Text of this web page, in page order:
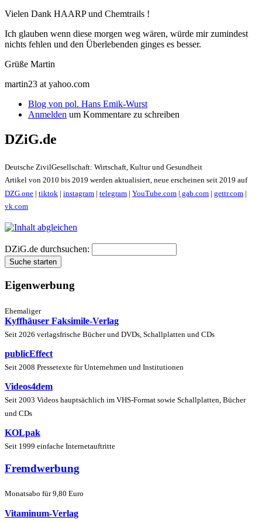
Vielen Dank HAARP und Chemtrails !
Ich glauben wenn diese morgen weg wären, würde mir zumindest
nichts fehlen und den Überlebenden ginges es besser.
Grüße Martin
martin23 at yahoo.com
Blog von pol. Hans Emik-Wurst
Anmelden um Kommentare zu schreiben
DZiG.de
Deutsche ZivilGesellschaft: Wirtschaft, Kultur und Gesundheit
Artikel von 2010 bis 2019 werden aktualisiert, neue erscheinen seit 2019 auf
DZG.one | tiktok | instagram | telegram | YouTube.com | gab.com | gettr.com |
vk.com
DZiG.de durchsuchen:
Eigenwerbung
Ehemaliger
Kyffhäuser Faksimile-Verlag
Seit 2026 verlagsfrische Bücher und DVDs, Schallplatten und CDs
publicEffect
Seit 2008 Pressetexte für Unternehmen und Institutionen
Videos4dem
Seit 2003 Videos hauptsächlich im VHS-Format sowie Schallplatten, Bücher
und CDs
KOLpak
Seit 1999 einfache Internetauftritte
Fremdwerbung
Monatsabo für 9,80 Euro
Vitaminum-Verlag